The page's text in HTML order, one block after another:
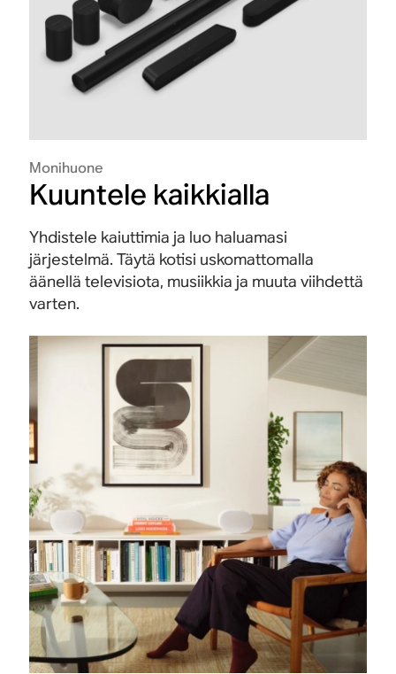
Monihuone
Kuuntele kaikkialla
Yhdistele kaiuttimia ja luo haluamasi
järjestelmä. Täytä kotisi uskomattomalla
äänellä televisiota, musiikkia ja muuta viihdettä
varten.